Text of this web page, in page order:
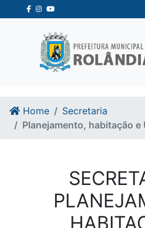
Ir para o conteudo
Ir para o fim do conteudo
Home
Secretaria
Planejamento, habitação e